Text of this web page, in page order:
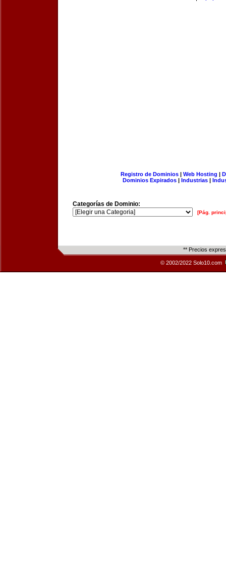
Registro de Dominios| Web Hosting |
Dominios Expirados | Industrias |
Categorías de Dominio:
[Pág.
** Precios
© 2002/2022 Solo10.com